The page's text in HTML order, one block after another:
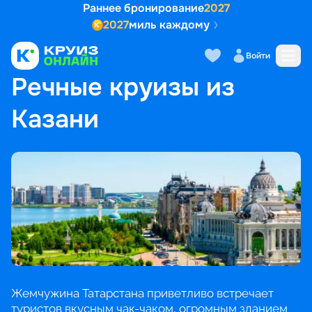
Раннее бронирование2027
2027миль каждому
Войти
ГЛАВНАЯ • ПОПУЛЯРНЫЕ НАПРАВЛЕНИЯ РЕЧНЫЕ КРУИЗЫ ИЗ КАЗАНИ
Речные круизы из
Казани
Жемчужина Татарстана приветливо встречает
туристов вкусным чак-чаком, огромным зданием